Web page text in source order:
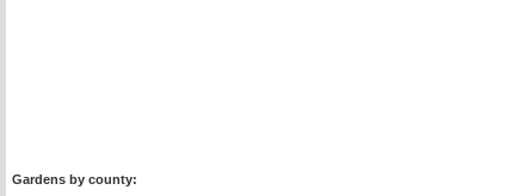
Gardens by county: